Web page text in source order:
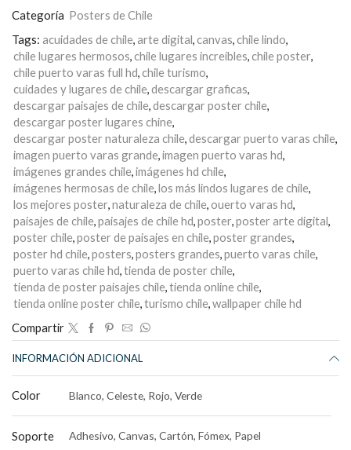
Categoría Posters de Chile
Tags: acuidades de chile,arte digital, canvas, chile lindo,
chile lugares hermosos, chile lugares increíbles, chile poster,
chile puerto varas full hd, chile turismo,
cuidades y lugares de chile,descargar graficas,
descargar paisajes de chile,descargar poster chile,
descargar poster lugares chine,
descargar poster naturaleza chile,descargar puerto varas chile,
imagen puerto varas grande,imagen puerto varas hd,
imágenes grandes chile,imágenes hd chile,
imágenes hermosas de chile,los más lindos lugares de chile,
los mejores poster,naturaleza de chile, ouerto varas hd,
paisajes de chile,paisajes de chile hd,poster,poster arte digital,
poster chile,poster de paisajes en chile,poster grandes,
poster hd chile,posters,posters grandes,puerto varas chile,
puerto varas chile hd,tienda de poster chile,
tienda de poster paisajes chile,tienda online chile,
tienda online poster chile,turismo chile,wallpaper chile hd
Compartir
INFORMACIÓN ADICIONAL
Color Blanco, Celeste, Rojo, Verde
Soporte Adhesivo, Canvas, Cartón, Fómex, Papel